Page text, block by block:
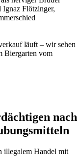
Ignaz Flötzinger,
läuft – wir sehen
Biergarten vom
nach